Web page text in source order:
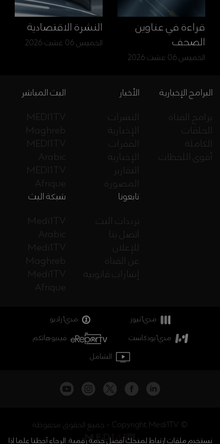
قراءة في عناوين
الصحف
الخميس 06 غشت 2026
النشرة الاقتصادية
الخميس 06 غشت 2026
البث المباشر
MEDI1TV
Maghreb
MEDI1TV
Arabic
MEDI1TV
Afrique
الأخبار
النشرات
الإخبارية
الفقرات
الإخبارية
التقارير
المصورة
البرامج الإخبارية
برامج القناة
الحلقات
الكاملة
أقوى اللحظات
شبكة البث
Medi1TV
Arabic
Medi1TV
Maghreb
Medi1TV
Afrique
تابعونا
ترددات البث
اتصل بنا
للإعلان
عن القناة
إشارات قانونية
مدي1نيوز
مدي1راديو
مدي1بودكاست
فيديوهاتكم
الشامل
جميع الحقوق محفوظة - Copyright Medi1TV ©
نستخدم ملفات ارتباط لمنحك أفضل خدمة رقمية. الرجاء أحطنا علما إذا